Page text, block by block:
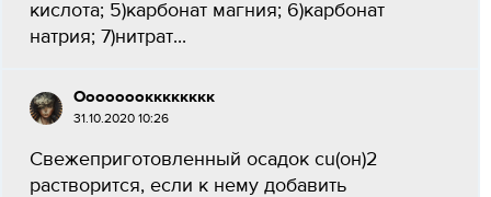
кислота; 5)карбонат магния; 6)карбонат
натрия; 7)нитрат...
Ооооооокккккккк
31.10.2020 10:26
Свежеприготовленный осадок сu(он)2
растворится, если к нему добавить